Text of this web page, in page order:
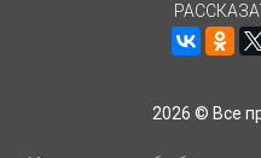
2026 © Все